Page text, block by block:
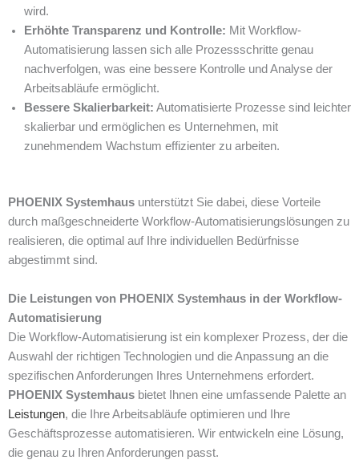
wird.
Erhöhte Transparenz und Kontrolle: Mit Workflow-
Automatisierung lassen sich alle Prozessschritte genau
nachverfolgen, was eine bessere Kontrolle und Analyse der
Arbeitsabläufe ermöglicht.
Bessere Skalierbarkeit: Automatisierte Prozesse sind leichter
skalierbar und ermöglichen es Unternehmen, mit
zunehmendem Wachstum effizienter zu arbeiten.
PHOENIX Systemhaus unterstützt Sie dabei, diese Vorteile
durch maßgeschneiderte Workflow-Automatisierungslösungen zu
realisieren, die optimal auf Ihre individuellen Bedürfnisse
abgestimmt sind.
Die Leistungen von PHOENIX Systemhaus in der Workflow-
Automatisierung
Die Workflow-Automatisierung ist ein komplexer Prozess, der die
Auswahl der richtigen Technologien und die Anpassung an die
spezifischen Anforderungen Ihres Unternehmens erfordert.
PHOENIX Systemhaus bietet Ihnen eine umfassende Palette an
Leistungen, die Ihre Arbeitsabläufe optimieren und Ihre
Geschäftsprozesse automatisieren. Wir entwickeln eine Lösung,
die genau zu Ihren Anforderungen passt.